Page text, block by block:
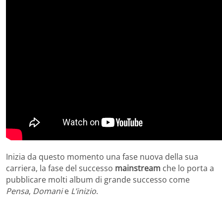
Inizia da questo momento una fase nuova della sua
carriera, la fase del successo mainstream che lo porta a
pubblicare molti album di grande successo come
Pensa, Domanie L’inizio.